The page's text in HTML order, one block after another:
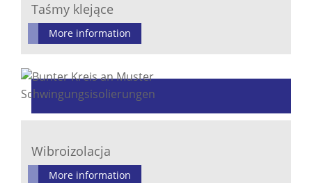
Taśmy klejące
More information
Wibroizolacja
More information